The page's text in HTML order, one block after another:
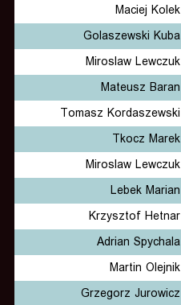
Maciej Kolek
Golaszewski Kuba
Miroslaw Lewczuk
Mateusz Baran
Tomasz Kordaszewski
Tkocz Marek
Miroslaw Lewczuk
Lebek Marian
Krzysztof Hetnar
Adrian Spychala
Martin Olejnik
Grzegorz Jurowicz